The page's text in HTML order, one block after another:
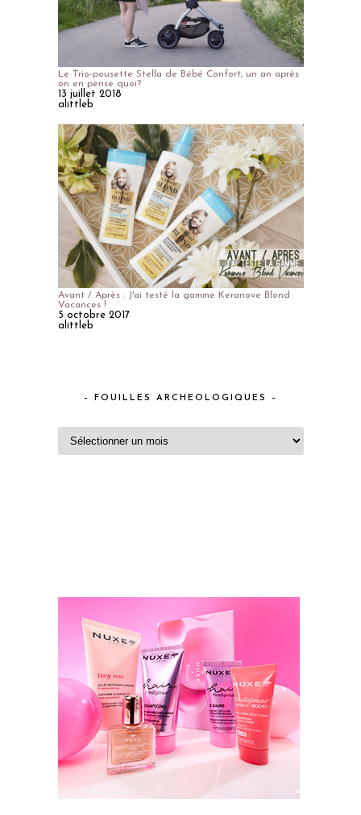
Le Trio-pousette Stella de Bébé Confort, un an après
on en pense quoi?
13 juillet 2018
alittleb
Avant / Après : J'ai testé la gamme Keranove Blond
Vacances !
5 octobre 2017
alittleb
– FOUILLES ARCHEOLOGIQUES –